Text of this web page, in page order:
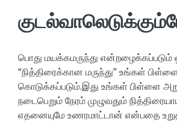
பொது மயக்கமருந்து என்றழைக்கப்படும்
“நித்திரைக்கான மருந்து” உங்கள்
கொடுக்கப்படும்.இது உங்கள் பிள்ளை
நடைபெறும் நேரம் முழுவதும்
எதனையுமே உணரமாட்டான் என்பதை